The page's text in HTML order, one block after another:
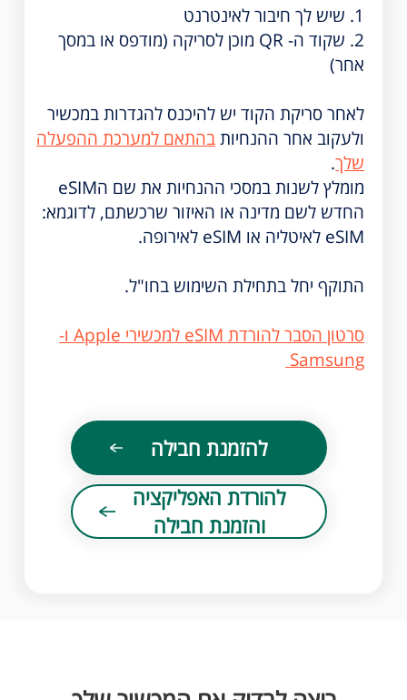
1. שיש לך חיבור לאינטרנט
2. שקוד ה- QR מוכן לסריקה (מודפס או במסך
אחר)
לאחר סריקת הקוד יש להיכנס להגדרות במכשיר
ולעקוב אחר ההנחיותבהתאם למערכת ההפעלה
שלך.
מומלץ לשנות במסכי ההנחיות את שם הeSIM
החדש לשם מדינה או האיזור שרכשתם, לדוגמא:
eSIM לאיטליה או eSIM לאירופה.
התוקף יחל בתחילת השימוש בחו"ל.
סרטון הסבר להורדת eSIM למכשירי Apple ו-
Samsung
להזמנת חבילה
להורדת האפליקציה
והזמנת חבילה